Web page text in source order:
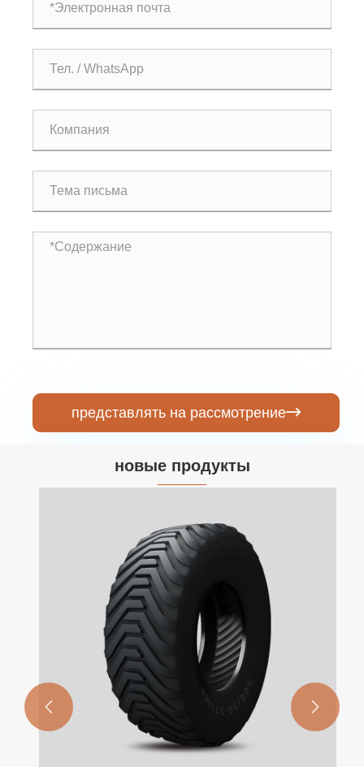
представлять на рассмотрение
новые продукты
 